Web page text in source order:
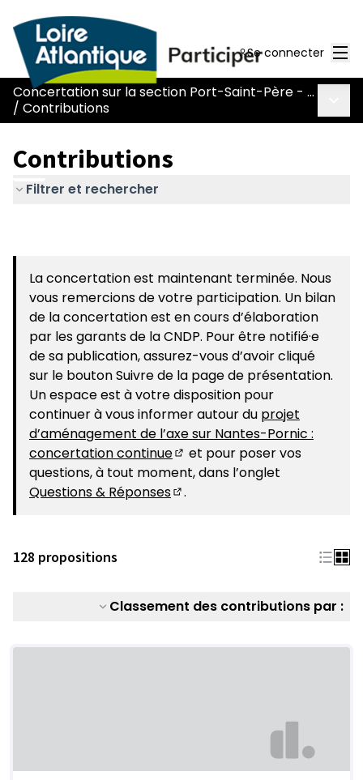
Se connecter
Concertation sur la section Port-Saint-Père - Le Pont Béranger de la route Nantes-Pornic
/ Contributions
Contributions
Filtrer et rechercher
La concertation est maintenant terminée. Nous
vous remercions de votre participation. Un bilan
de la concertation est en cours d’élaboration
par les garants de la CNDP. Pour être notifié·e
de sa publication, assurez-vous d’avoir cliqué
sur le bouton Suivre de la page de présentation.
Un espace est à votre disposition pour
continuer à vous informer autour du projet
d’aménagement de l’axe sur Nantes-Pornic :
concertation continue
(S'ouvre dans un nouvel
et pour poser vos
questions, à tout moment, dans l’onglet
Questions & Réponses
.
128 propositions
Classement des contributions par :